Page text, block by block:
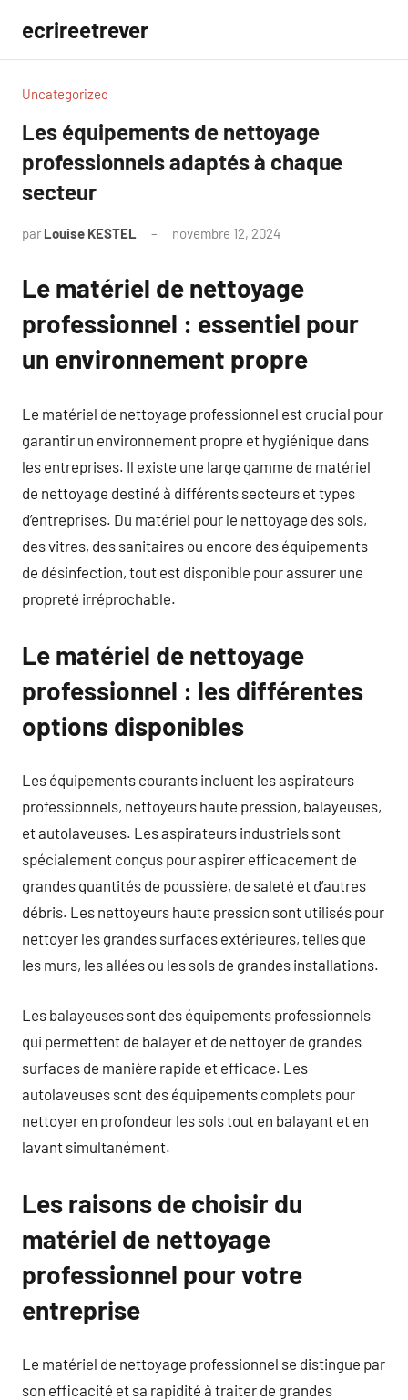
contenu
ecrireetrever
Uncategorized
Les équipements de nettoyage
professionnels adaptés à chaque
secteur
par Louise KESTEL novembre 12, 2024
Le matériel de nettoyage
professionnel : essentiel pour
un environnement propre
Le matériel de nettoyage professionnel est crucial pour
garantir un environnement propre et hygiénique dans
les entreprises. Il existe une large gamme de matériel
de nettoyage destiné à différents secteurs et types
d’entreprises. Du matériel pour le nettoyage des sols,
des vitres, des sanitaires ou encore des équipements
de désinfection, tout est disponible pour assurer une
propreté irréprochable.
Le matériel de nettoyage
professionnel : les différentes
options disponibles
Les équipements courants incluent les aspirateurs
professionnels, nettoyeurs haute pression, balayeuses,
et autolaveuses. Les aspirateurs industriels sont
spécialement conçus pour aspirer efficacement de
grandes quantités de poussière, de saleté et d’autres
débris. Les nettoyeurs haute pression sont utilisés pour
nettoyer les grandes surfaces extérieures, telles que
les murs, les allées ou les sols de grandes installations.
Les balayeuses sont des équipements professionnels
qui permettent de balayer et de nettoyer de grandes
surfaces de manière rapide et efficace. Les
autolaveuses sont des équipements complets pour
nettoyer en profondeur les sols tout en balayant et en
lavant simultanément.
Les raisons de choisir du
matériel de nettoyage
professionnel pour votre
entreprise
Le matériel de nettoyage professionnel se distingue par
son efficacité et sa rapidité à traiter de grandes